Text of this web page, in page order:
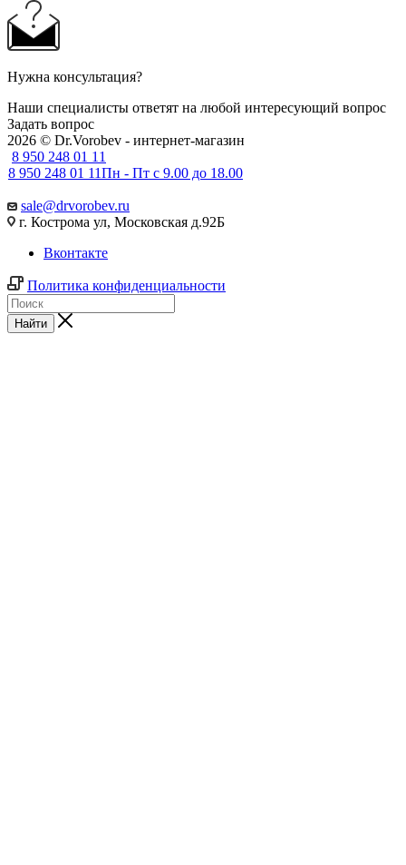
Нужна консультация?
Наши специалисты ответят на любой интересующий вопрос
Задать вопрос
2026 © Dr.Vorobev - интернет-магазин
8 950 248 01 11
8 950 248 01 11Пн - Пт с 9.00 до 18.00
sale@drvorobev.ru
г. Кострома ул, Московская д.92Б
Вконтакте
Политика конфиденциальности
Найти